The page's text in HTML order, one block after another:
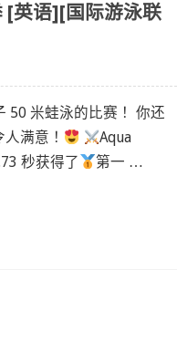
英语][国际游泳联
50 米蛙泳的比赛！ 你还
满意！
Aqua
秒获得了
第一 …